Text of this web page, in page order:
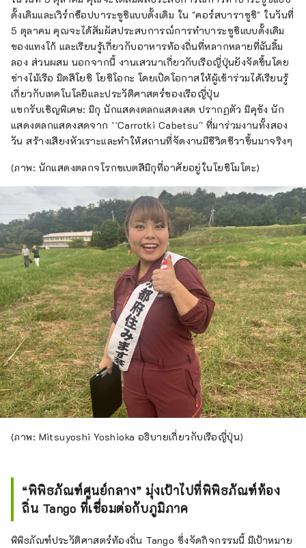
ดั้งเดิมและเวิร์กช็อปบาระซูชิแบบดั้งเดิม ใน "คอร์สบาราซูชิ" ในวันที่
5 ตุลาคม คุณจะได้สัมผัสประสบการณ์การทำบาระซูชิแบบดั้งเดิม
ของแทงโก้ และเรียนรู้เกี่ยวกับอาหารท้องถิ่นที่หลากหลายที่ฉันลิ้ม
ลอง ส่วนผสม นอกจากนี้ งานเสวนาเกี่ยวกับเรือญี่ปุ่นยังจัดขึ้นโดย
ช่างไม้เรือ มิตสึโยชิ โยชิโอกะ โดยเปิดโอกาสให้ผู้เข้าร่วมได้เรียนรู้
เกี่ยวกับเทคโนโลยีและประวัติศาสตร์ของเรือญี่ปุ่น
แขกรับเชิญพิเศษ: มิกุ นักแสดงตลกแสดงสด ปรากฏตัว มิคุซัง นัก
แสดงตลกแสดงสดจาก ``Carrotki Cabetsu'' ที่มาร่วมงานทั้งสอง
วัน สร้างเสียงหัวเราะและทำให้สถานที่จัดงานมีชีวิตชีวาขึ้นมาจริงๆ
(ภาพ: นักแสดงตลกจโรกขเบตสึมิกุที่อาศัยอยู่ในโยชิโมโตะ)
(ภาพ: Mitsuyoshi Yoshioka อธิบายเกี่ยวกับเรือญี่ปุ่น)
“พิพิธภัณฑ์ศูนย์กลาง” มุ่งเป้าไปที่พิพิธภัณฑ์ท้อง
ถิ่น Tango ที่เชื่อมต่อกับภูมิภาค
พิพิธภัณฑ์ประวัติศาสตร์ท้องถิ่น Tango ซึ่งจัดกิจกรรมนี้ มีเป้าหมาย